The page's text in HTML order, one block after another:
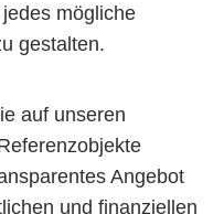
mögliche
gestalten.
auf unseren
Angebot
und finanziellen